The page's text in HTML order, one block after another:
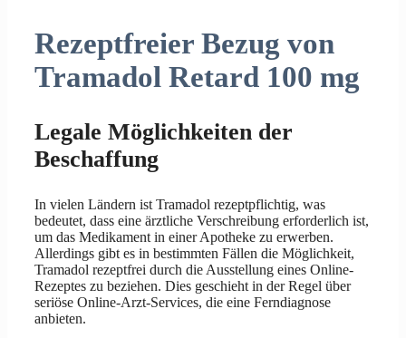
Rezeptfreier Bezug von
Tramadol Retard 100 mg
Legale Möglichkeiten der
Beschaffung
In vielen Ländern ist Tramadol rezeptpflichtig, was
bedeutet, dass eine ärztliche Verschreibung erforderlich ist,
um das Medikament in einer Apotheke zu erwerben.
Allerdings gibt es in bestimmten Fällen die Möglichkeit,
Tramadol rezeptfrei durch die Ausstellung eines Online-
Rezeptes zu beziehen. Dies geschieht in der Regel über
seriöse Online-Arzt-Services, die eine Ferndiagnose
anbieten.